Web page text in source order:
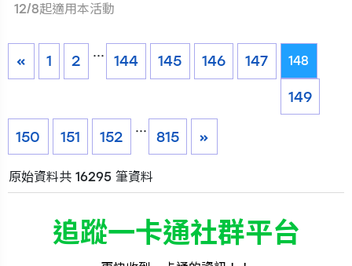
12/8起適用本活動
« 1 2
...
144 145 146 147 148
149
150 151 152
...
815 »
原始資料共 16295 筆資料
追蹤一卡通社群平台